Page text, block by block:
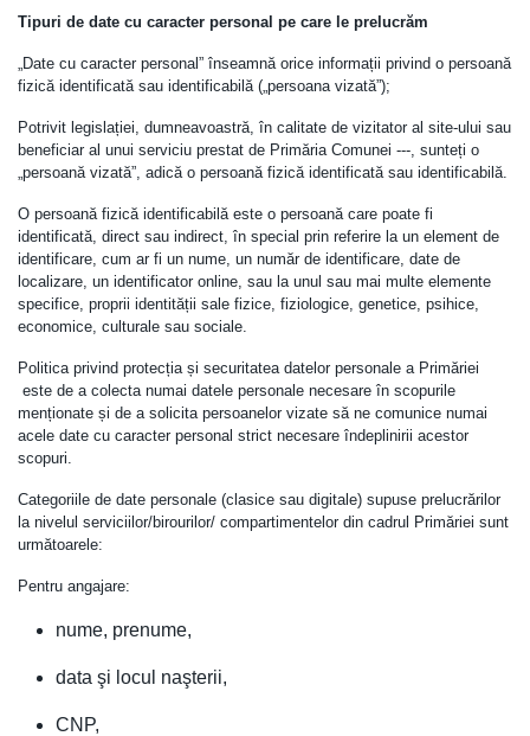
Tipuri de date cu caracter personal pe care le prelucrăm
„Date cu caracter personal” înseamnă orice informații privind o persoană
fizică identificată sau identificabilă („persoana vizată”);
Potrivit legislației, dumneavoastră, în calitate de vizitator al site-ului sau
beneficiar al unui serviciu prestat de Primăria Comunei ---, sunteți o
„persoană vizată”, adică o persoană fizică identificată sau identificabilă.
O persoană fizică identificabilă este o persoană care poate fi
identificată, direct sau indirect, în special prin referire la un element de
identificare, cum ar fi un nume, un număr de identificare, date de
localizare, un identificator online, sau la unul sau mai multe elemente
specifice, proprii identității sale fizice, fiziologice, genetice, psihice,
economice, culturale sau sociale.
Politica privind protecția și securitatea datelor personale a Primăriei
este de a colecta numai datele personale necesare în scopurile
menționate și de a solicita persoanelor vizate să ne comunice numai
acele date cu caracter personal strict necesare îndeplinirii acestor
scopuri.
Categoriile de date personale (clasice sau digitale) supuse prelucrărilor
la nivelul serviciilor/birourilor/ compartimentelor din cadrul Primăriei sunt
următoarele:
Pentru angajare:
nume, prenume,
data şi locul naşterii,
CNP,